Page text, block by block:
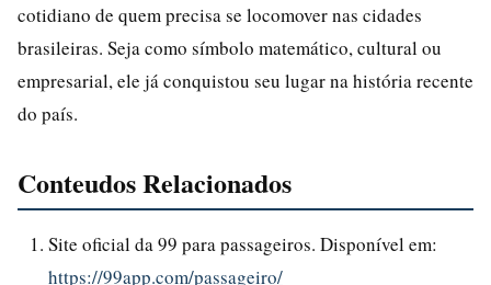
cotidiano de quem precisa se locomover nas cidades
brasileiras. Seja como símbolo matemático, cultural ou
empresarial, ele já conquistou seu lugar na história recente
do país.
Conteudos Relacionados
Site oficial da 99 para passageiros. Disponível em:
https://99app.com/passageiro/